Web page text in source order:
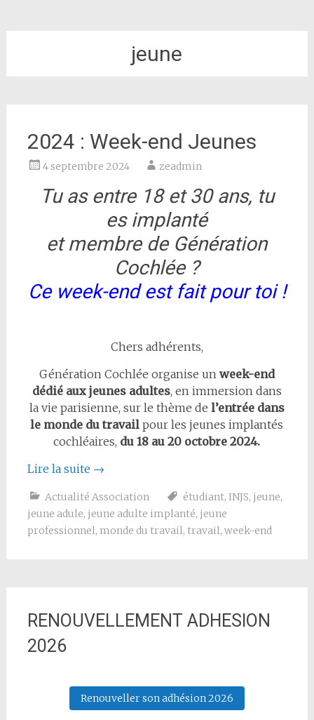
jeune
2024 : Week-end Jeunes
4 septembre 2024 zeadmin
Tu as entre 18 et 30 ans, tu
es implanté
et membre de Génération
Cochlée ?
Ce week-end est fait pour toi !
Chers adhérents,
Génération Cochlée organise un week-end
dédié aux jeunes adultes, en immersion dans
la vie parisienne, sur le thème de l’entrée dans
le monde du travailpour les jeunes implantés
cochléaires, du 18 au 20 octobre 2024.
Lire la suite →
Actualité Association étudiant, INJS, jeune,
jeune adule, jeune adulte implanté, jeune
professionnel, monde du travail, travail, week-end
RENOUVELLEMENT ADHESION
2026
Renouveller son adhésion 2026